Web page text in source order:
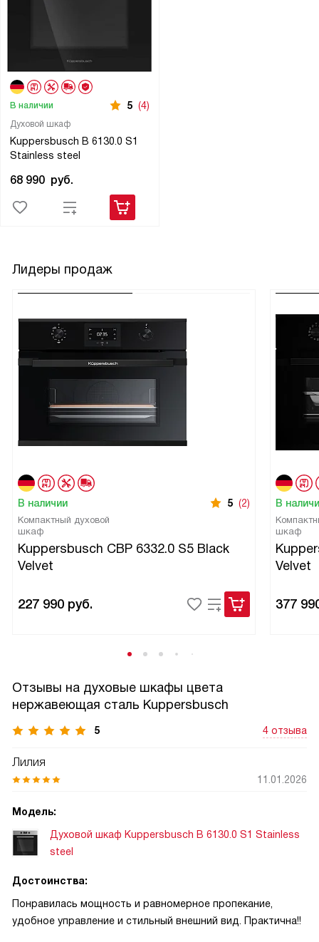
Духовой шкаф
Kuppersbusch B 6130.0 S1
Stainless steel
В наличии 5 (4)
68 990 руб.
Лидеры продаж
В наличии 5 (2)
Компактный духовой
шкаф
Kuppersbusch CBP 6332.0 S5 Black
Velvet
227 990 руб.
В
шкаф
Velvet
377
Отзывы на духовые шкафы цвета
нержавеющая сталь Kuppersbusch
5 4 отзыва
Лилия
11.01.2026
Модель:
Духовой шкаф Kuppersbusch B 6130.0 S1 Stainless
steel
Достоинства:
Понравилась мощность и равномерное пропекание,
удобное управление и стильный внешний вид. Практична!!